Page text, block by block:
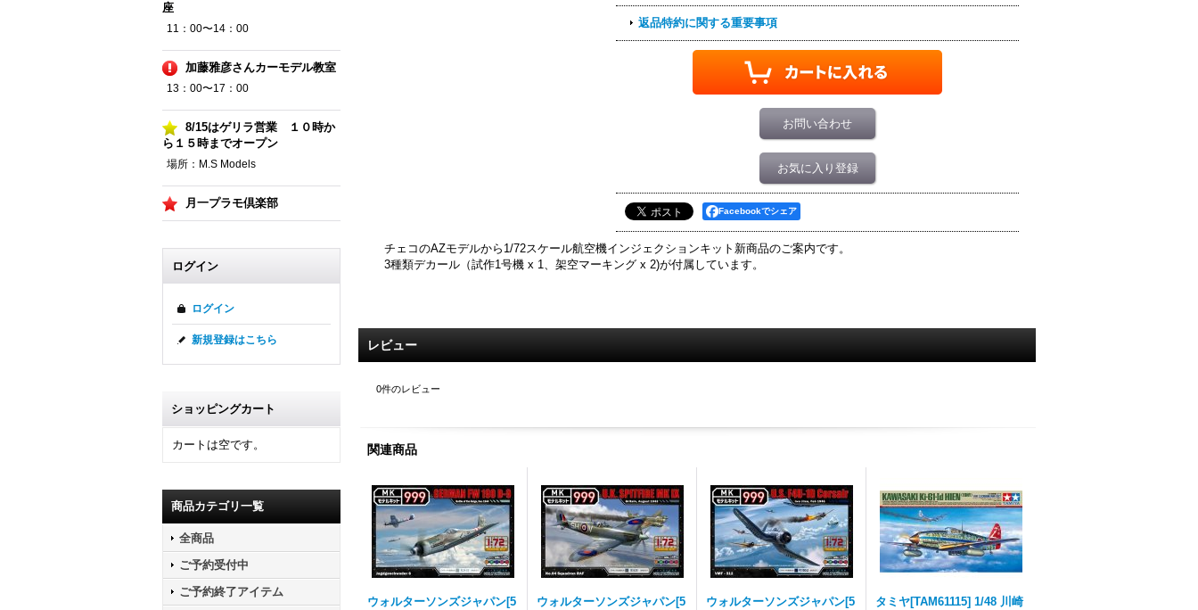
座
11：00〜14：00
加藤雅彦さんカーモデル教室
13：00〜17：00
8/15はゲリラ営業 １０時か
ら１５時までオープン
場所：M.S Models
月一プラモ倶楽部
ログイン
ログイン
新規登録はこちら
ショッピングカート
カートは空です。
商品カテゴリ一覧
全商品
ご予約受付中
ご予約終了アイテム
返品特約に関する重要事項
お問い合わせ
お気に入り登録
Facebookでシェア
チェコのAZモデルから1/72スケール航空機インジェクションキット新商品のご案内です。
3種類デカール（試作1号機 x 1、架空マーキング x 2)が付属しています。
レビュー
0件のレビュー
関連商品
ウォルターソンズジャパン[5
ウォルターソンズジャパン[5
ウォルターソンズジャパン[5
タミヤ[TAM61115] 1/48 川崎